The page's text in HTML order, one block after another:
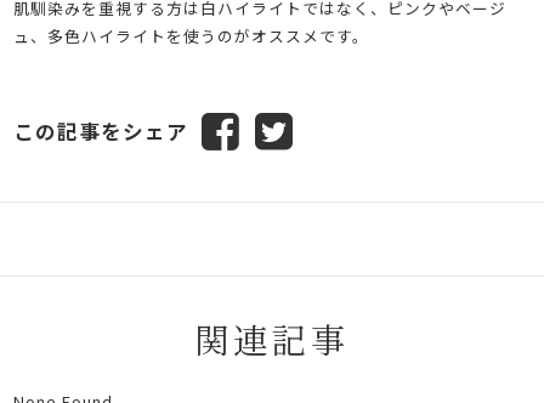
肌馴染みを重視する方は白ハイライトではなく、ピンクやベージ
ュ、多色ハイライトを使うのがオススメです。
この記事をシェア
関連記事